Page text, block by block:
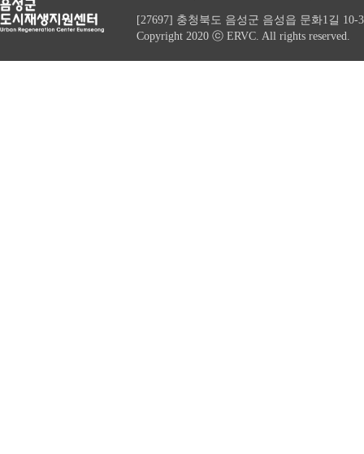
[27697] 충청북도 음성군 음성읍 문화1길
Copyright 2020 ⓒ ERVC. All rights reserved.